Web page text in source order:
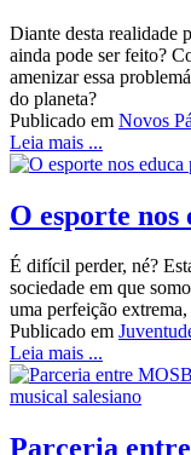
Diante desta realidade
ainda pode ser feito?
amenizar essa
do planeta?
Publicado em Novos
Leia mais ...
O esporte
É difícil perder, né?
sociedade em que
uma perfeição
Publicado em
Leia mais ...
Parceria